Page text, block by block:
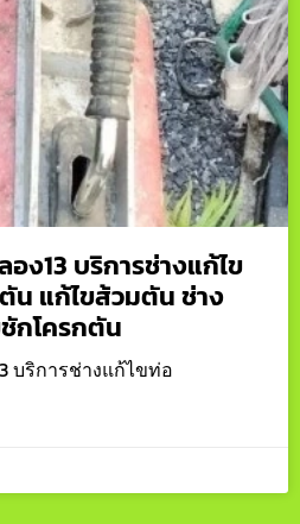
ง13 บริการช่างแก้ไข
แก้ไขส้วมตัน ช่าง
กโครกตัน
บริการช่างแก้ไขท่อ